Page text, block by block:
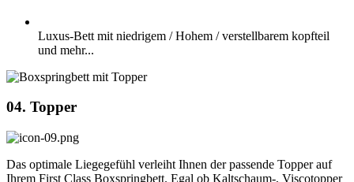
Luxus-Bett mit niedrigem / Hohem / verstellbarem kopfteil
und mehr...
04. Topper
Das optimale Liegegefühl verleiht Ihnen der passende Topper auf
Ihrem First Class Boxspringbett. Egal ob Kaltschaum-, Viscotopper